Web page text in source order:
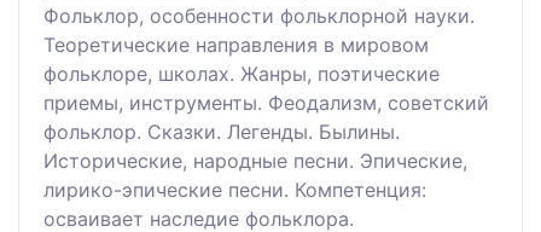
Фольклор, особенности фольклорной науки.
Теоретические направления в мировом
фольклоре, школах. Жанры, поэтические
приемы, инструменты. Феодализм, советский
фольклор. Сказки. Легенды. Былины.
Исторические, народные песни. Эпические,
лирико-эпические песни. Компетенция:
осваивает наследие фольклора.